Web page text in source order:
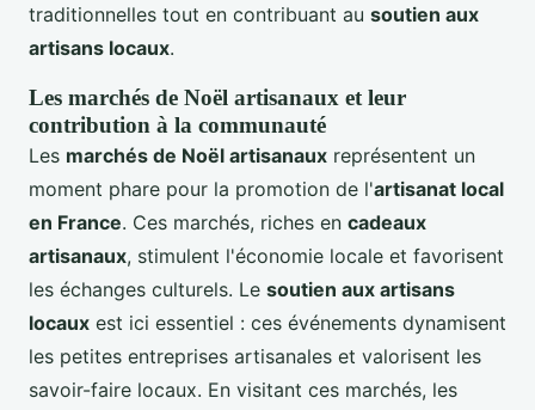
traditionnelles tout en contribuant au soutien aux
artisans locaux.
Les marchés de Noël artisanaux et leur
contribution à la communauté
Les marchés de Noël artisanaux représentent un
moment phare pour la promotion de l'artisanat local
en France. Ces marchés, riches en cadeaux
artisanaux, stimulent l'économie locale et favorisent
les échanges culturels. Le soutien aux artisans
locaux est ici essentiel : ces événements dynamisent
les petites entreprises artisanales et valorisent les
savoir-faire locaux. En visitant ces marchés, les